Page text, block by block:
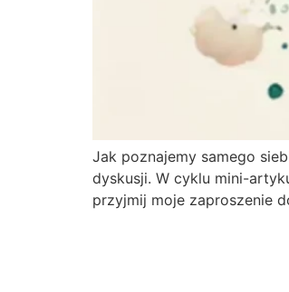
Jak poznajemy samego
dyskusji. W cyklu mini-
przyjmij moje zaproszenie